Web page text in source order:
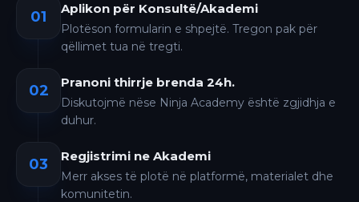
01 Aplikon për Konsultë/Akademi
Plotëson formularin e shpejtë. Tregon pak për
qëllimet tua në tregti.
02 Pranoni thirrje brenda 24h.
Diskutojmë nëse Ninja Academy është zgjidhja e
duhur.
03 Regjistrimi ne Akademi
Merr akses të plotë në platformë, materialet dhe
komunitetin.